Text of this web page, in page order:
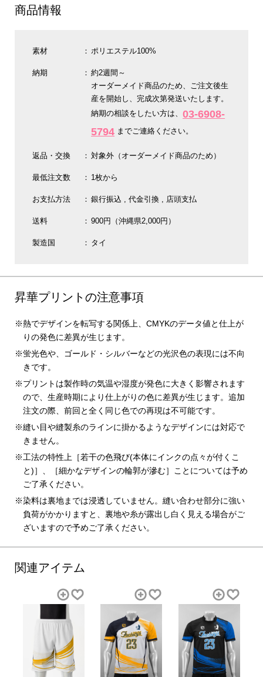
商品情報
素材 ポリエステル100%
納期
約2週間～
オーダーメイド商品のため、ご注文後生
産を開始し、完成次第発送いたします。
納期の相談をしたい方は、03-6908-
5794 までご連絡ください。
返品・交換 対象外（オーダーメイド商品のため）
最低注文数 1枚から
お支払方法 銀行振込 代金引換 店頭支払
送料 900円（沖縄県2,000円）
製造国 タイ
昇華プリントの注意事項
熱でデザインを転写する関係上、CMYKのデータ値と仕上が
りの発色に差異が生じます。
蛍光色や、ゴールド・シルバーなどの光沢色の表現には不向
きです。
プリントは製作時の気温や湿度が発色に大きく影響されます
ので、生産時期により仕上がりの色に差異が生じます。追加
注文の際、前回と全く同じ色での再現は不可能です。
縫い目や縫製糸のラインに掛かるようなデザインには対応で
きません。
工法の特性上［若干の色飛び(本体にインクの点々が付くこ
と)］、［細かなデザインの輪郭が滲む］ことについては予め
ご了承ください。
染料は裏地までは浸透していません。縫い合わせ部分に強い
負荷がかかりますと、裏地や糸が露出し白く見える場合がご
ざいますので予めご了承ください。
関連アイテム